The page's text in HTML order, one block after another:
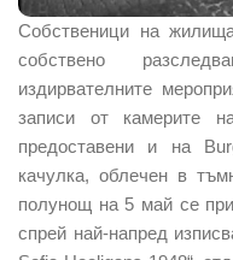
Собственици на
собствено
издирвателните
записи от камерите
предоставени и на
качулка, облечен в
полунощ на 5 май се
спрей най-напред